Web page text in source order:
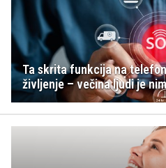
Ta skrita funkcija na
življenje – večina ljudi je